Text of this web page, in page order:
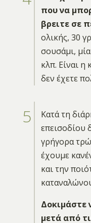
που να
βρειτε σε
ολικής, 30
σουσάμι,
κλπ. Είναι η
δεν έχετε
Κατά τη
επεισοδίου
γρήγορα
έχουμε
και την
Δοκιμάστε
μετά από